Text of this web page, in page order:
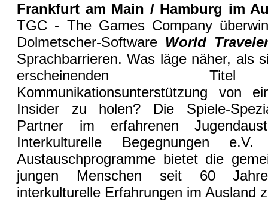
Frankfurt am Main / Hamburg im
TGC - The Games Company
Dolmetscher-Software World
Sprachbarrieren. Was läge näher, als
erscheinenden Titel
Kommunikationsunterstützung von
Insider zu holen? Die Spiele-
Partner im erfahrenen
Interkulturelle Begegnungen
Austauschprogramme bietet die
jungen Menschen seit 60
interkulturelle Erfahrungen im Ausland